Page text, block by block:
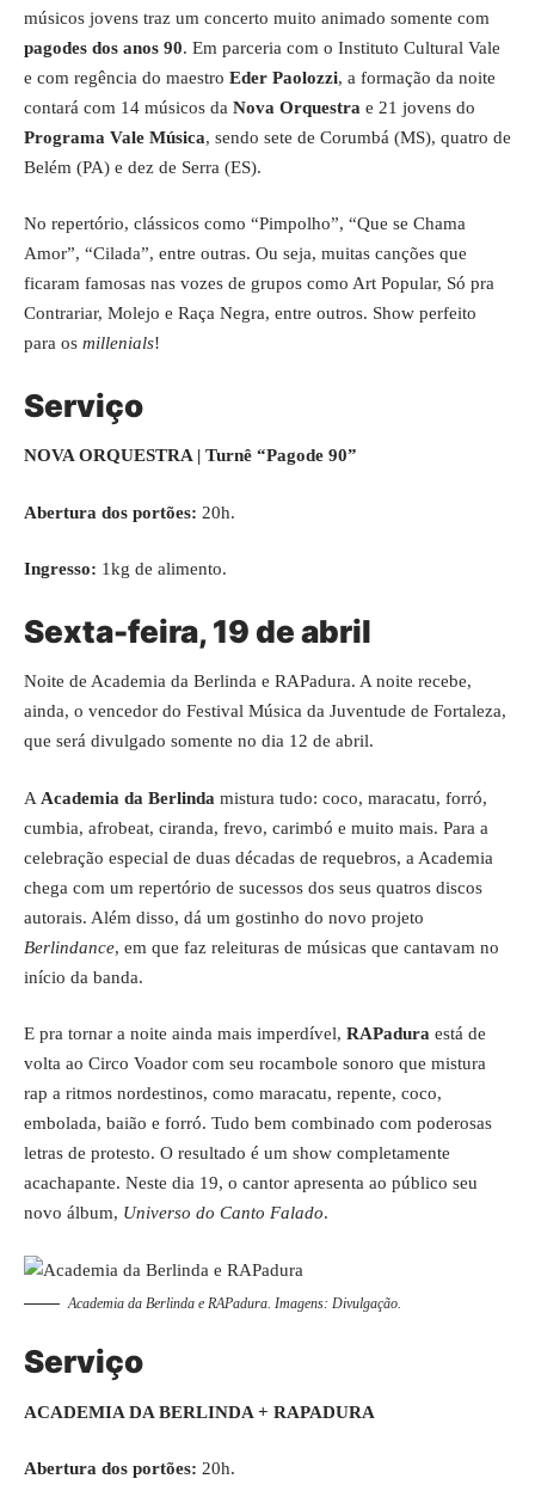
músicos jovens traz um concerto muito animado somente com
pagodes dos anos 90. Em parceria com o Instituto Cultural Vale
e com regência do maestro Eder Paolozzi, a formação da noite
contará com 14 músicos da Nova Orquestra e 21 jovens do
Programa Vale Música, sendo sete de Corumbá (MS), quatro de
Belém (PA) e dez de Serra (ES).
No repertório, clássicos como “Pimpolho”, “Que se Chama
Amor”, “Cilada”, entre outras. Ou seja, muitas canções que
ficaram famosas nas vozes de grupos como Art Popular, Só pra
Contrariar, Molejo e Raça Negra, entre outros. Show perfeito
para os millenials!
Serviço
NOVA ORQUESTRA | Turnê “Pagode 90”
Abertura dos portões: 20h.
Ingresso: 1kg de alimento.
Sexta-feira, 19 de abril
Noite de Academia da Berlinda e RAPadura. A noite recebe,
ainda, o vencedor do Festival Música da Juventude de Fortaleza,
que será divulgado somente no dia 12 de abril.
A Academia da Berlinda mistura tudo: coco, maracatu, forró,
cumbia, afrobeat, ciranda, frevo, carimbó e muito mais. Para a
celebração especial de duas décadas de requebros, a Academia
chega com um repertório de sucessos dos seus quatros discos
autorais. Além disso, dá um gostinho do novo projeto
Berlindance, em que faz releituras de músicas que cantavam no
início da banda.
E pra tornar a noite ainda mais imperdível, RAPadura está de
volta ao Circo Voador com seu rocambole sonoro que mistura
rap a ritmos nordestinos, como maracatu, repente, coco,
embolada, baião e forró. Tudo bem combinado com poderosas
letras de protesto. O resultado é um show completamente
acachapante. Neste dia 19, o cantor apresenta ao público seu
novo álbum, Universo do Canto Falado.
Academia da Berlinda e RAPadura. Imagens: Divulgação.
Serviço
ACADEMIA DA BERLINDA + RAPADURA
Abertura dos portões: 20h.